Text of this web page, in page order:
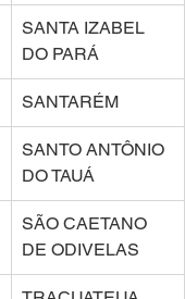
SANTA IZABEL
DO PARÁ
SANTARÉM
SANTO ANTÔNIO
DO TAUÁ
SÃO CAETANO
DE ODIVELAS